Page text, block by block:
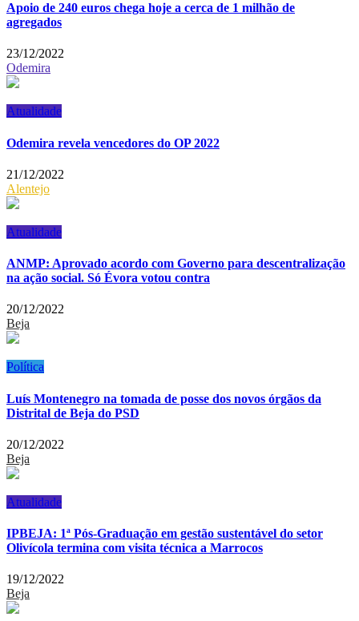
Apoio de 240 euros chega hoje a cerca de 1 milhão de
agregados
23/12/2022
Odemira
Atualidade
Odemira revela vencedores do OP 2022
21/12/2022
Alentejo
Atualidade
ANMP: Aprovado acordo com Governo para descentralização
na ação social. Só Évora votou contra
20/12/2022
Beja
Política
Luís Montenegro na tomada de posse dos novos órgãos da
Distrital de Beja do PSD
20/12/2022
Beja
Atualidade
IPBEJA: 1ª Pós-Graduação em gestão sustentável do setor
Olivícola termina com visita técnica a Marrocos
19/12/2022
Beja